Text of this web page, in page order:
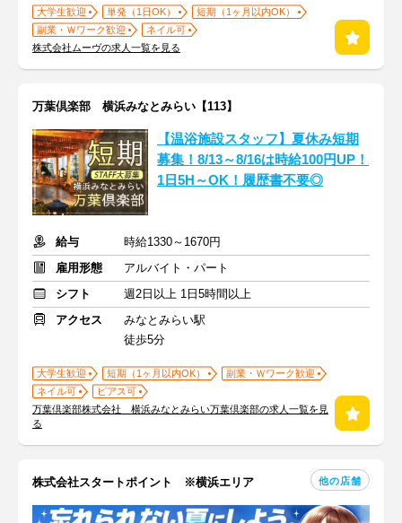
大学生歓迎 単発（1日OK）
短期（1ヶ月以内OK）
副業・Ｗワーク歓迎
ネイル可
株式会社ムーヴの求人一覧を見る
万葉倶楽部 横浜みなとみらい【113】
【温浴施設スタッフ】夏休み短期
募集！8/13～8/16は時給100円UP！
1日5H～OK！履歴書不要◎
給与
時給1330～1670円
雇用形態
アルバイト・パート
シフト
週2日以上 1日5時間以上
アクセス
みなとみらい駅
徒歩5分
大学生歓迎 短期（1ヶ月以内OK）
副業・Ｗワーク歓迎
ネイル可
ピアス可
万葉倶楽部株式会社 横浜みなとみらい万葉倶楽部の求人一覧を見
る
株式会社スタートポイント ※横浜エリア 他の店舗